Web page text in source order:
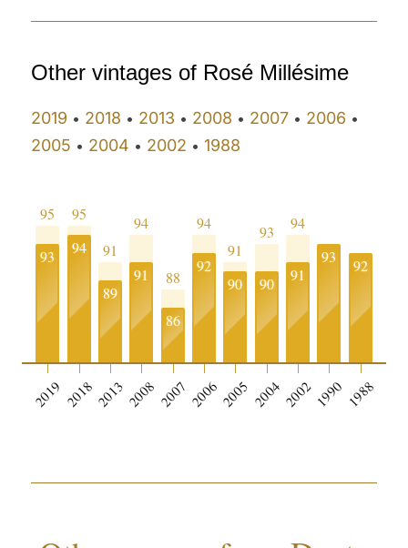
Other vintages of Rosé Millésime
2019 • 2018 • 2013 • 2008 • 2007 • 2006 •
2005 • 2004 • 2002 •1988
95
93
2019
95
94
2018
91
89
2013
94
91
2008
88
86
2007
94
92
2006
91
90
2005
93
90
2004
94
91
2002
93
1990
92
1988